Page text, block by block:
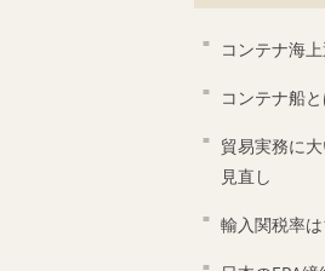
コンテナ海
コンテナ船
貿易実務に
見直し
輸入関税率